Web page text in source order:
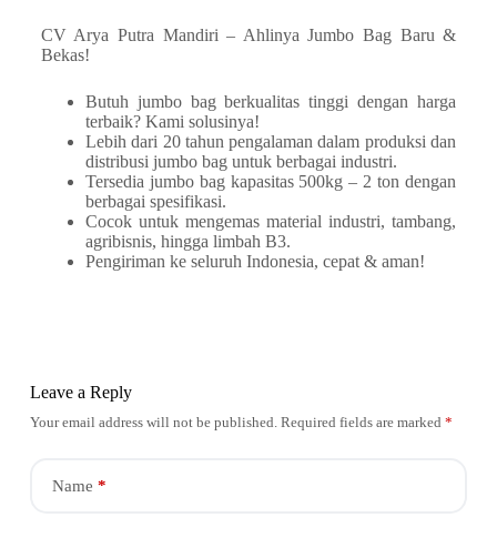
CV Arya Putra Mandiri – Ahlinya Jumbo Bag Baru &
Bekas!
Butuh jumbo bag berkualitas tinggi dengan harga
terbaik? Kami solusinya!
Lebih dari 20 tahun pengalaman dalam produksi dan
distribusi jumbo bag untuk berbagai industri.
Tersedia jumbo bag kapasitas 500kg – 2 ton dengan
berbagai spesifikasi.
Cocok untuk mengemas material industri, tambang,
agribisnis, hingga limbah B3.
Pengiriman ke seluruh Indonesia, cepat & aman!
Leave a Reply
Your email address will not be published. Required fields are marked *
Name *